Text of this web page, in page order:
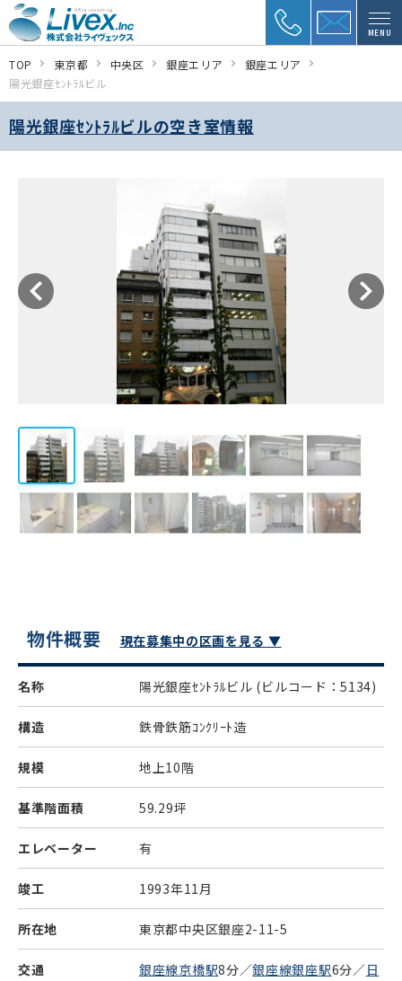
MENU
TOP 東京都 中央区 銀座エリア
銀座エリア
陽光銀座ｾﾝﾄﾗﾙビル
陽光銀座ｾﾝﾄﾗﾙビルの空き室情報
物件概要 現在募集中の区画を見る ▼
名称 陽光銀座ｾﾝﾄﾗﾙビル (ビルコード：5134)
構造 鉄骨鉄筋ｺﾝｸﾘｰﾄ造
規模 地上10階
基準階面積 59.29坪
エレベーター 有
竣工 1993年11月
所在地 東京都中央区銀座2-11-5
交通 銀座線京橋駅8分／銀座線銀座駅6分／日